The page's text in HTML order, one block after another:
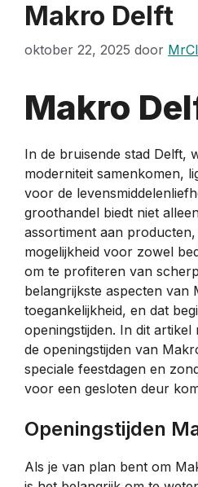
Makro Delft
oktober 22, 2025 door
Makro
In de bruisende stad Delft,
moderniteit samenkomen,
voor de
groothandel biedt niet
assortiment aan
mogelijkheid voor zowel
om te profiteren van
belangrijkste aspecten van
toegankelijkheid, en dat
openingstijden. In dit
de openingstijden van
speciale feestdagen en
voor een gesloten deur
Openingstijden
Als je van plan bent om